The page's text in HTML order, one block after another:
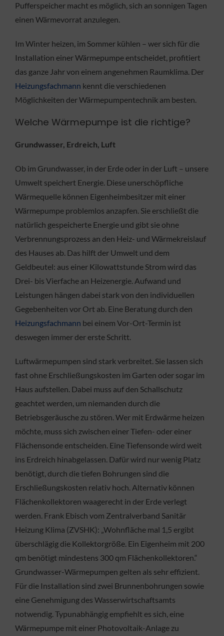
Pufferspeicher macht es möglich, sich an sonnigen Tagen
einen Wärmevorrat anzulegen.
Im Winter heizen, im Sommer kühlen – wer sich für die
Installation einer Wärmepumpe entscheidet, profitiert
das ganze Jahr von einem angenehmen Raumklima. Der
Heizungsfachmann kennt die verschiedenen
Möglichkeiten der Wärmepumpentechnik am besten.
Welche Wärmepumpe ist die richtige?
Grundwasser, Erdreich, Luft
Ob im Grundwasser, in der Erde oder in der Luft – unsere
Umwelt speichert Energie. Diese unerschöpfliche
Wärmequelle können Eigenheimbesitzer mit einer
Wärmepumpe problemlos anzapfen. Sie erschließt die
natürlich gespeicherte Energie und gibt sie ohne
Verbrennungsprozess an den Heiz- und Wärmekreislauf
des Hauses ab. Das hilft der Umwelt und dem
Geldbeutel: aus einer Kilowattstunde Strom wird das
Drei- bis Vierfache an Heizenergie. Aufwand und
Leistungen hängen dabei stark von den individuellen
Gegebenheiten vor Ort ab. Eine Beratung durch den
Heizungsfachmann bei einem Vor-Ort-Termin ist
deswegen immer der erste Schritt.
Luftwärmepumpen sind stark verbreitet. Sie lassen sich
fast ohne Erschließungskosten im Garten oder sogar im
Haus aufstellen. Dabei muss auf den Schallschutz
geachtet werden, um niemanden durch die
Betriebsgeräusche zu stören. Wer mit Erdwärme heizen
möchte, muss sich zwischen einer Tiefen- oder einer
Flächensonde entscheiden. Eine Tiefensonde wird weit
ins Erdreich hinabgelassen. Dafür wird nur wenig Platz
benötigt, durch die tiefen Bohrungen sind die
Erschließungskosten relativ hoch. Alternativ können
Flächenkollektoren waagerecht in der Erde verlegt
werden. Frank Ebisch vom Zentralverband Sanitär
Heizung Klima (ZVSHK): „Wohnfläche mal 1,5 ergibt
überschlägig die Kollektorgröße. Ein Eigenheim mit 200
qm benötigt mindestens 300 qm Flächenkollektoren.“
Grundwasser-Wärmepumpen gelten als sehr effizient.
Für die Installation sind zwei Brunnenbohrungen sowie
eine Genehmigung des Wasserwirtschaftsamts
notwendig. Typunabhängig empfiehlt es sich, eine
Wärmepumpe mit einer Photovoltaik-Anlage zu